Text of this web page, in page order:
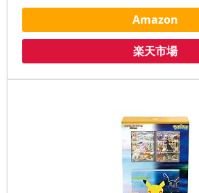
Amazon
楽天市場